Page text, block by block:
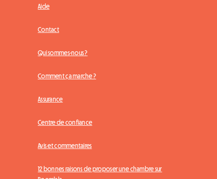
Aide
Contact
Qui sommes-nous ?
Comment ça marche ?
Assurance
Centre de confiance
Avis et commentaires
12 bonnes raisons de proposer une chambre sur